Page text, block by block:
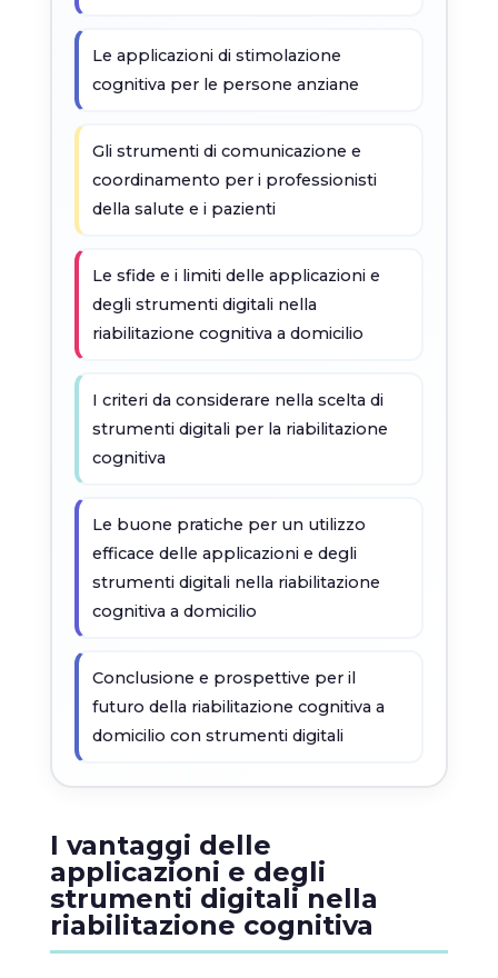
Le applicazioni di stimolazione
cognitiva per le persone anziane
Gli strumenti di comunicazione e
coordinamento per i professionisti
della salute e i pazienti
Le sfide e i limiti delle applicazioni e
degli strumenti digitali nella
riabilitazione cognitiva a domicilio
I criteri da considerare nella scelta di
strumenti digitali per la riabilitazione
cognitiva
Le buone pratiche per un utilizzo
efficace delle applicazioni e degli
strumenti digitali nella riabilitazione
cognitiva a domicilio
Conclusione e prospettive per il
futuro della riabilitazione cognitiva a
domicilio con strumenti digitali
I vantaggi delle
applicazioni e degli
strumenti digitali nella
riabilitazione cognitiva